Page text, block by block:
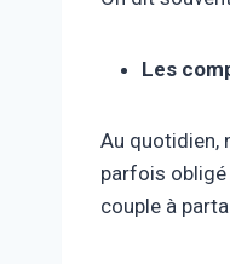
Les
Au quotidien,
parfois obligé
couple à